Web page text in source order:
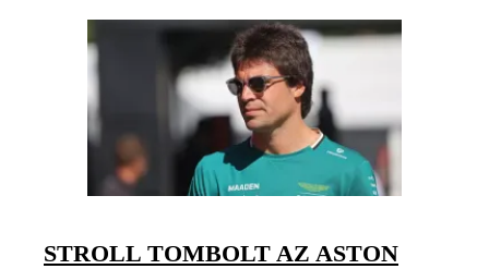
STROLL TOMBOLT AZ ASTON